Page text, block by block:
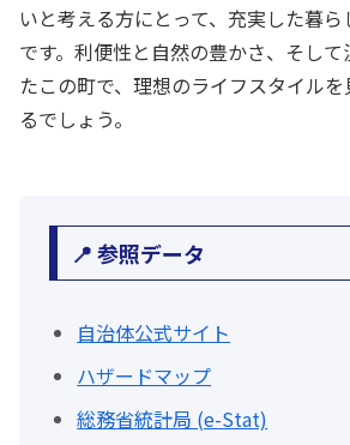
いと考える方にとって、充実した暮
です。利便性と自然の豊かさ、そし
たこの町で、理想のライフスタイル
るでしょう。
📍 参照データ
自治体公式サイト
ハザードマップ
総務省統計局 (e-Stat)